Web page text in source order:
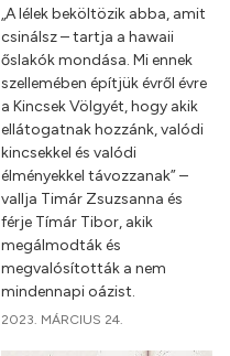
„A lélek beköltözik abba, amit
csinálsz – tartja a hawaii
őslakók mondása. Mi ennek
szellemében építjük évről évre
a Kincsek Völgyét, hogy akik
ellátogatnak hozzánk, valódi
kincsekkel és valódi
élményekkel távozzanak” –
vallja Timár Zsuzsanna és
férje Tímár Tibor, akik
megálmodták és
megvalósították a nem
mindennapi oázist.
2023. MÁRCIUS 24.